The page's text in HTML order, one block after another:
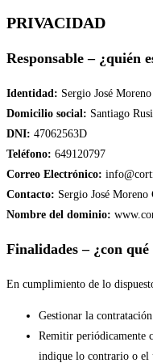
PRIVACIDAD
Responsable – ¿quién
Identidad: Sergio José
Domicilio social: Santiago
DNI: 47062563D
Teléfono: 649120797
Correo Electrónico:
Contacto: Sergio José Moreno
Nombre del dominio:
Finalidades – ¿con
En cumplimiento de lo
Gestionar la
Remitir periódicamente
indique lo contrario o el